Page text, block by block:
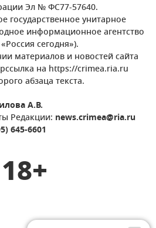
Эл № ФС77-57640.
государственное унитарное
информационное агентство
сегодня»).
материалов и новостей сайта
на https://crimea.ria.ru
абзаца текста.
А.В.
Редакции: news.crimea@ria.ru
645-6601
18+